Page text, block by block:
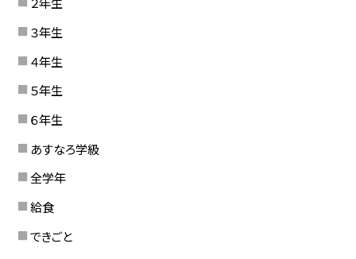
３年生
４年生
５年生
６年生
あすなろ学級
全学年
給食
できごと